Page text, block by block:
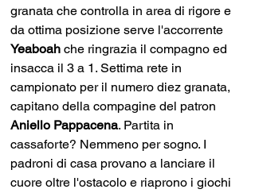
granata che controlla in area di rigore e
da ottima posizione serve l'accorrente
Yeaboah che ringrazia il compagno ed
insacca il 3 a 1. Settima rete in
campionato per il numero diez granata,
capitano della compagine del patron
Aniello Pappacena. Partita in
cassaforte? Nemmeno per sogno. I
padroni di casa provano a lanciare il
cuore oltre l'ostacolo e riaprono i giochi